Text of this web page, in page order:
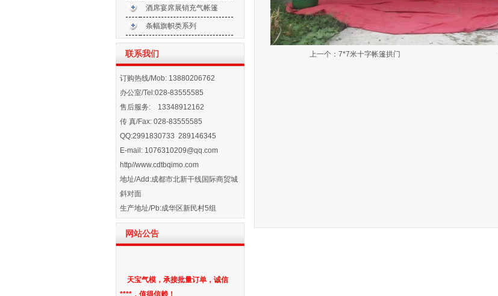
酒席宴席展销充气帐篷
条幅旗帜类系列
联系我们
订购热线/Mob: 13880206762
办公室/Tel:028-83555585
售后服务: 13348912162
传 真/Fax: 028-83555585
QQ:2991830733 289146345
E-mail: 1076310209@qq.com
http//www.cdtbqimo.com
地址/Add:成都市北新干线国际商贸城
斜对面
生产地址/Pb:成华区新民村5组
网站公告
活动帐篷、金色气模、婚庆寿庆气
模、白事气模、酒席铁架帐篷等，规
格齐全。各种款式可以根据要求订做
尺寸大小。欢迎合作！
一、拱门气模：彩虹单气模拱门、
方形单气模拱门、龙凤拱门气模、连
体气模拱门、充气帐篷拱门气模、异
形气模拱门、婚庆节庆拱门气模、白
事气模拱门
二、立柱气模：豪华华表灯笼立
柱气模、
三、卡通气模：行走卡通气模、
座地卡通气模、充气产品造型气模、
充气文字字体气模、空中舞星气模、
四、升空气球印刷、小气球印刷
****，值得信赖！
上一个： 7*7米十字帐篷拱门